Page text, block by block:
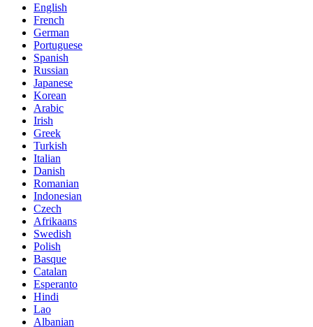
English
French
German
Portuguese
Spanish
Russian
Japanese
Korean
Arabic
Irish
Greek
Turkish
Italian
Danish
Romanian
Indonesian
Czech
Afrikaans
Swedish
Polish
Basque
Catalan
Esperanto
Hindi
Lao
Albanian